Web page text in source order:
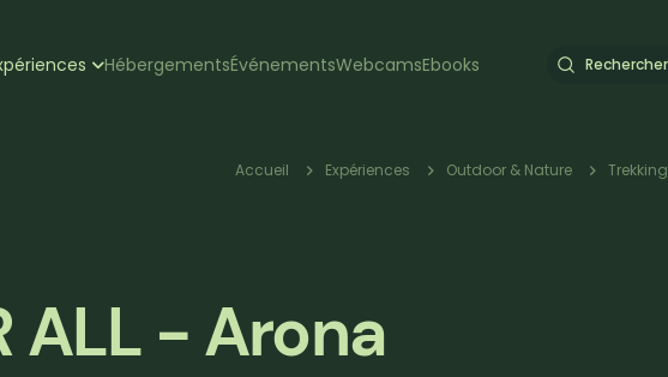
HébergementsÉvénementsWebcamsEbooks Rechercher
Fil
Accueil Expériences Outdoor & Nature Trekking
ALL - Arona